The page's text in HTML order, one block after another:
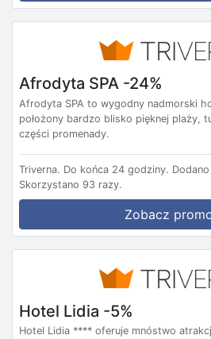
Afrodyta SPA -24%
Afrodyta SPA to wygodny nadmorski
położony bardzo blisko pięknej plaży,
części promenady.
Triverna. Do końca 24 godziny.
Skorzystano 93 razy.
Zobacz
Hotel Lidia -5%
Hotel Lidia **** oferuje mnóstwo